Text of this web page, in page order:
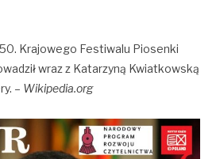
Krajowego Festiwalu Piosenki
wraz z Katarzyną Kwiatkowską
– Wikipedia.org